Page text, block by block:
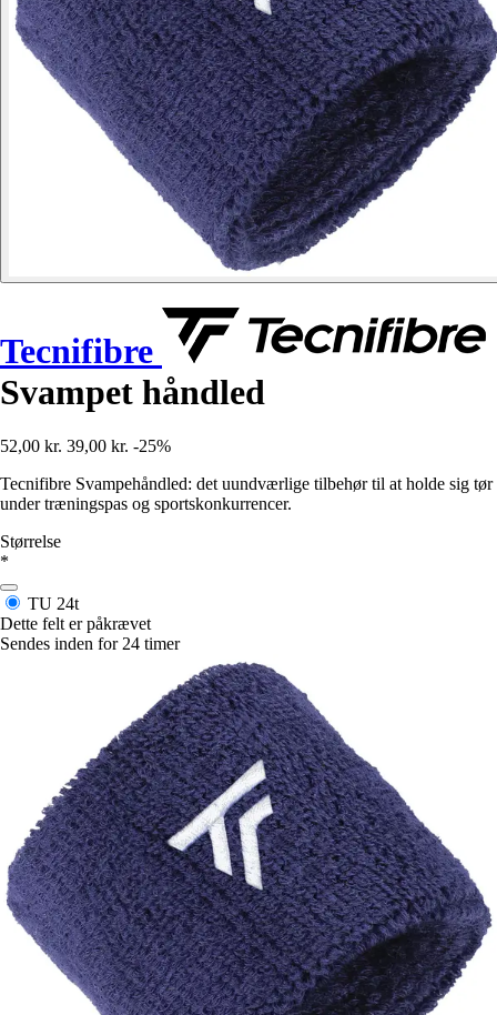
Tecnifibre
Svampet håndled
52,00 kr. 39,00 kr. -25%
Tecnifibre Svampehåndled: det uundværlige tilbehør til at holde sig tør
under træningspas og sportskonkurrencer.
Størrelse
*
TU 24t
Dette felt er påkrævet
Sendes inden for 24 timer